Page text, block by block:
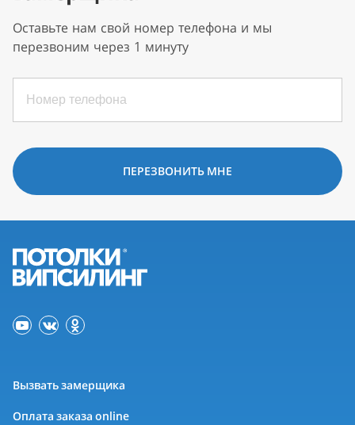
Оставьте нам свой номер телефона и мы
перезвоним через 1 минуту
ПЕРЕЗВОНИТЬ МНЕ
Вызвать замерщика
Оплата заказа online